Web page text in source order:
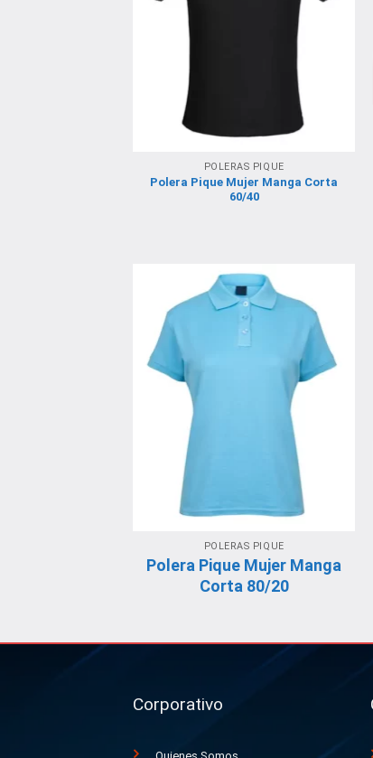
POLERAS PIQUE
Polera Pique Mujer Manga Corta
60/40
POLERAS PIQUE
Polera Pique Mujer Manga
Corta 80/20
Corporativo